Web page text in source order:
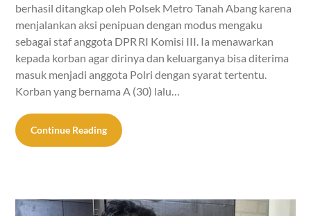
berhasil ditangkap oleh Polsek Metro Tanah Abang karena
menjalankan aksi penipuan dengan modus mengaku
sebagai staf anggota DPR RI Komisi III. Ia menawarkan
kepada korban agar dirinya dan keluarganya bisa diterima
masuk menjadi anggota Polri dengan syarat tertentu.
Korban yang bernama A (30) lalu…
Continue Reading